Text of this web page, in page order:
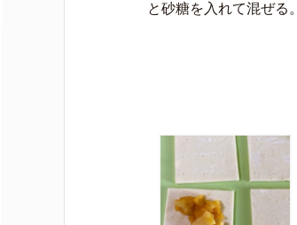
と砂糖を入れて混ぜる。